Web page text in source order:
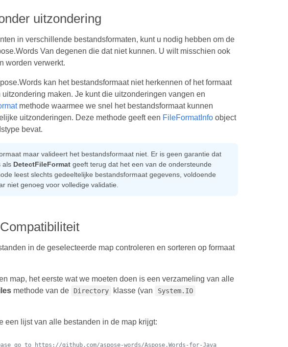
uitzondering
in verschillende bestandsformaten, kunt u nodig hebben om de
Van degenen die dat niet kunnen. U wilt misschien ook
worden verwerkt.
kan het bestandsformaat niet herkennen of het formaat
maken. Je kunt die uitzonderingen vangen en
methode waarmee we snel het bestandsformaat kunnen
uitzonderingen. Deze methode geeft een FileFormatInfoobject
bevat.
maar valideert het bestandsformaat niet. Er is geen garantie dat
als DetectFileFormatgeeft terug dat het een van de ondersteunde
leest slechts gedeeltelijke bestandsformaat gegevens, voldoende
niet genoeg voor volledige validatie.
in de geselecteerde map controleren en sorteren op formaat
map, het eerste wat we moeten doen is een verzameling van alle
methode van de Directory klasse (van System.IO
een lijst van alle bestanden in de map krijgt:
go to https://github.com/aspose-words/Aspose.Words-for-Java